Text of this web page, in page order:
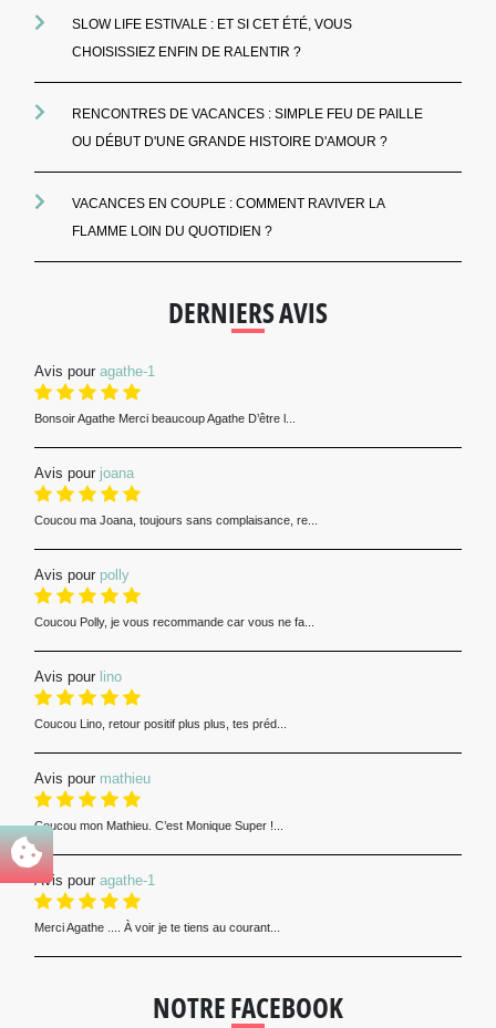
SLOW LIFE ESTIVALE : ET SI CET ÉTÉ, VOUS
CHOISISSIEZ ENFIN DE RALENTIR ?
RENCONTRES DE VACANCES : SIMPLE FEU DE PAILLE
OU DÉBUT D'UNE GRANDE HISTOIRE D'AMOUR ?
VACANCES EN COUPLE : COMMENT RAVIVER LA
FLAMME LOIN DU QUOTIDIEN ?
DERNIERS AVIS
Avis pour agathe-1
Bonsoir Agathe Merci beaucoup Agathe D’être l...
Avis pour joana
Coucou ma Joana, toujours sans complaisance, re...
Avis pour polly
Coucou Polly, je vous recommande car vous ne fa...
Avis pour lino
Coucou Lino, retour positif plus plus, tes préd...
Avis pour mathieu
Coucou mon Mathieu. C’est Monique Super !...
Avis pour agathe-1
Merci Agathe .... À voir je te tiens au courant...
NOTRE FACEBOOK